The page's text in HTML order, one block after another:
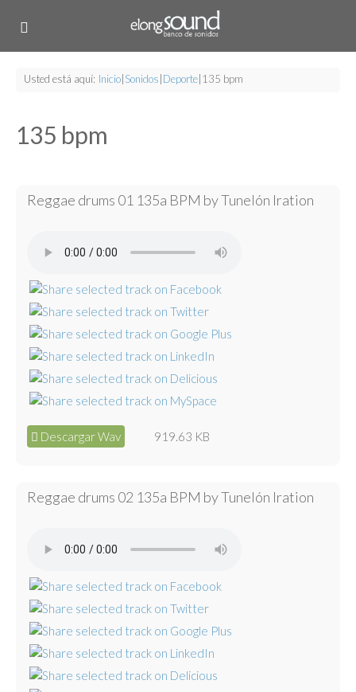
Usted está aquí: Inicio Sonidos Deporte 135 bpm
135 bpm
Reggae drums 01 135a BPM by Tunelón Iration
Descargar Wav 919.63 KB
Reggae drums 02 135a BPM by Tunelón Iration